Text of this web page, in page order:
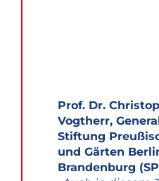
Prof. Dr.
Vogtherr,
Stiftung
und Gärten
Brandenburg